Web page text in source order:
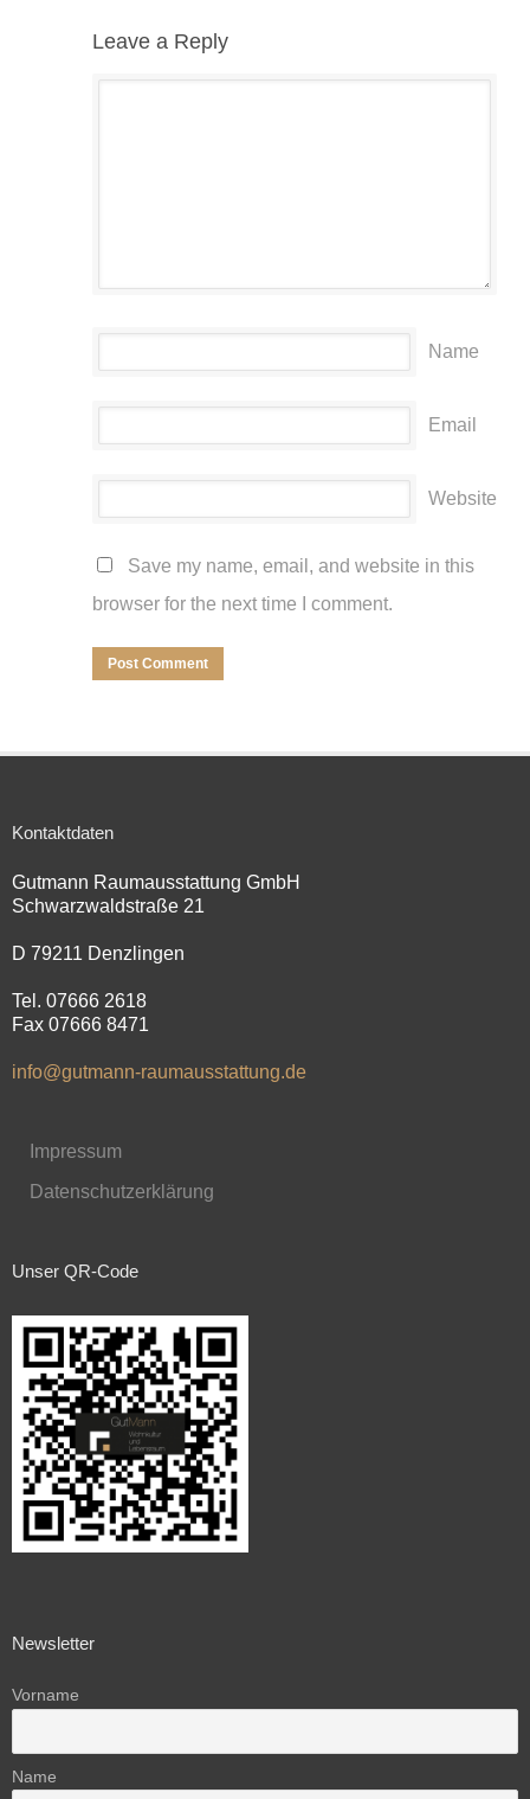
Leave a Reply
Name
Email
Website
Save my name, email, and website in this
browser for the next time I comment.
Kontaktdaten
Gutmann Raumausstattung GmbH
Schwarzwaldstraße 21
D 79211 Denzlingen
Tel. 07666 2618
Fax 07666 8471
info@gutmann-raumausstattung.de
Impressum
Datenschutzerklärung
Unser QR-Code
Newsletter
Vorname
Name